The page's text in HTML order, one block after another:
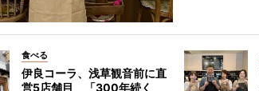
食べる
伊良コーラ、浅草観音前に直
営5店舗目 「300年続く